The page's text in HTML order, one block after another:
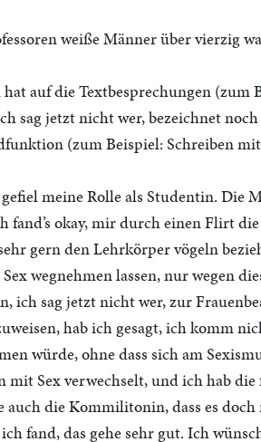
weiße Männer über vierzig
auf die Textbesprechungen (zum
sag jetzt nicht wer, bezeichnet
(zum Beispiel: Schreiben
meine Rolle als Studentin. Die
fand’s okay, mir durch einen Flirt
gern den Lehrkörper vögeln
wegnehmen lassen, nur wegen
ich sag jetzt nicht wer, zur
hab ich gesagt, ich komm
würde, ohne dass sich am
Sex verwechselt, und ich hab die
die Kommilitonin, dass es doch
fand, das gehe sehr gut. Ich